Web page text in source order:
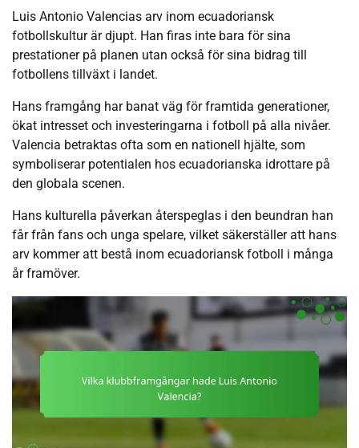
Luis Antonio Valencias arv inom ecuadoriansk
fotbollskultur är djupt. Han firas inte bara för sina
prestationer på planen utan också för sina bidrag till
fotbollens tillväxt i landet.
Hans framgång har banat väg för framtida generationer,
ökat intresset och investeringarna i fotboll på alla nivåer.
Valencia betraktas ofta som en nationell hjälte, som
symboliserar potentialen hos ecuadorianska idrottare på
den globala scenen.
Hans kulturella påverkan återspeglas i den beundran han
får från fans och unga spelare, vilket säkerställer att hans
arv kommer att bestå inom ecuadoriansk fotboll i många
år framöver.